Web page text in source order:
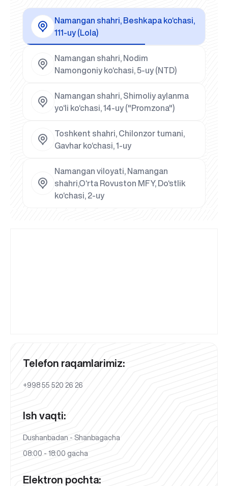
Namangan shahri, Beshkapa ko‘chasi,
111-uy (Lola)
Namangan shahri, Nodim
Namongoniy ko‘chasi, 5-uy (NTD)
Namangan shahri, Shimoliy aylanma
yo‘li ko‘chasi, 14-uy ("Promzona")
Toshkent shahri, Chilonzor tumani,
Gavhar ko‘chasi, 1-uy
Namangan viloyati, Namangan
shahri,O‘rta Rovuston MFY, Do‘stlik
ko‘chasi, 2-uy
Telefon raqamlarimiz:
+998 55 520 26 26
Ish vaqti:
Dushanbadan - Shanbagacha
08:00 - 18:00 gacha
Elektron pochta: